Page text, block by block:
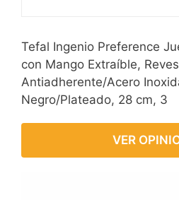
Tefal Ingenio Preference
con Mango Extraíble,
Antiadherente/Acero
Negro/Plateado, 28 cm, 3
VER